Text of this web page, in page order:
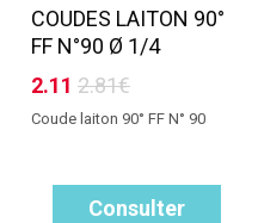
COUDES LAITON 90°
FF N°90 Ø 1/4
2.11 2.81€
Coude laiton 90° FF N° 90
Consulter